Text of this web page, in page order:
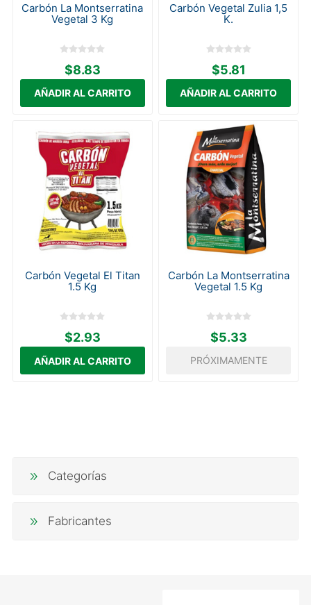
Carbón La Montserratina
Vegetal 3 Kg
$8.83
Carbón Vegetal Zulia 1,5
K.
$5.81
Carbón Vegetal El Titan
1.5 Kg
$2.93
Carbón La Montserratina
Vegetal 1.5 Kg
$5.33
PRÓXIMAMENTE
Categorías
Fabricantes